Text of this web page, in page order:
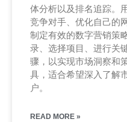
体分析以及排名追踪。
竞争对手、优化自己的
制定有效的数字营销策
录、选择项目、进行关
骤，以实现市场洞察和
具，适合希望深入了解
户。
READ MORE »